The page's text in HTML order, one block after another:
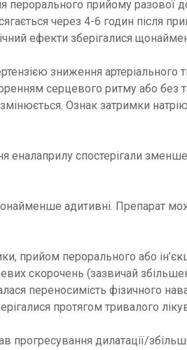
прийому разової
через 4-6 годин після
ефекти зберігалися
зниження
серцевого ритму або без
Ознак затримки
спостерігали
адитивні. Препарат
прийом перорального або
скорочень (зазвичай
переносимість фізичного
протягом тривалого
дилатації/